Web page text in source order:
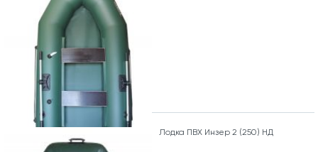
Лодка ПВХ Инзер 2 (250) НД